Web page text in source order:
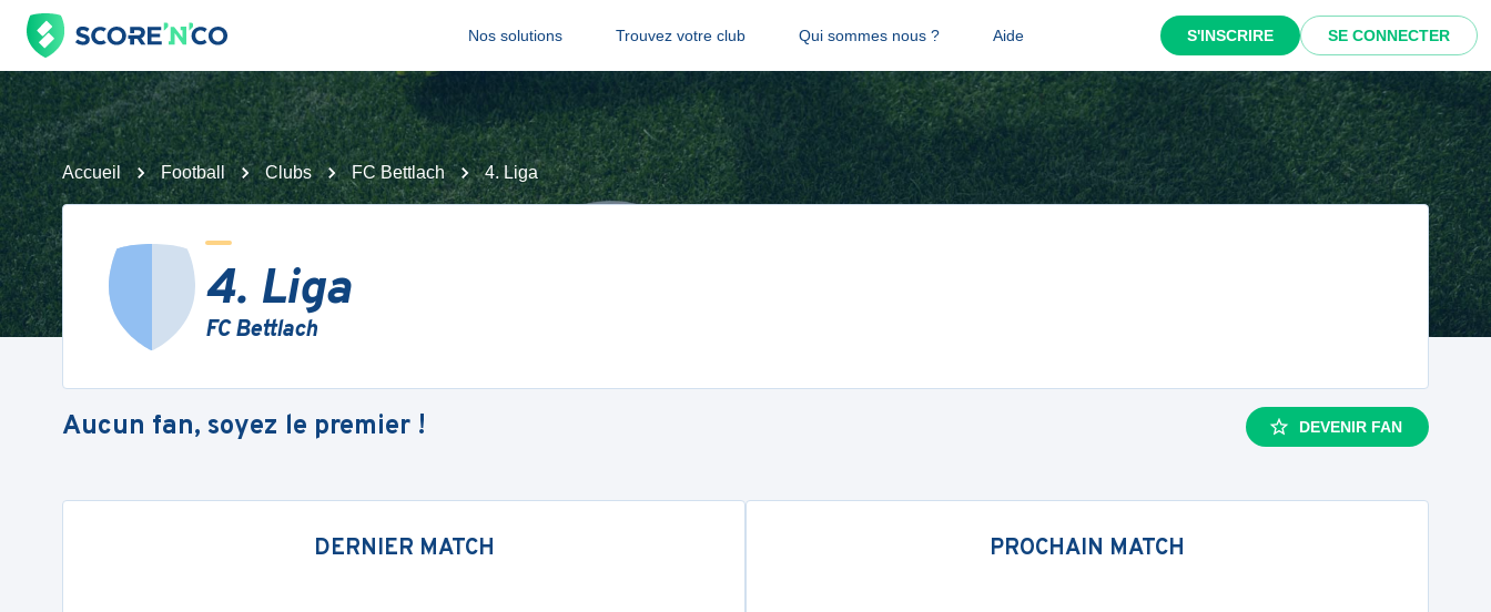
Nos solutions Trouvez votre club Qui sommes nous ? Aide S'INSCRIRE SE CONNECTER
Accueil Football Clubs FC Bettlach 4. Liga
4. Liga
FC Bettlach
Aucun fan, soyez le premier ! DEVENIR FAN
DERNIER MATCH PROCHAIN MATCH